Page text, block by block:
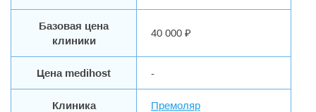
Базовая цена
клиники
40 000 ₽
Цена medihost -
Клиника Премоляр